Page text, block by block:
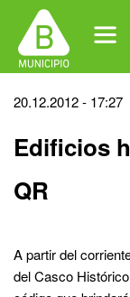
navigation
Back
top
20.12.2012 - 17:27
Edificios
QR
A partir del
del Casco